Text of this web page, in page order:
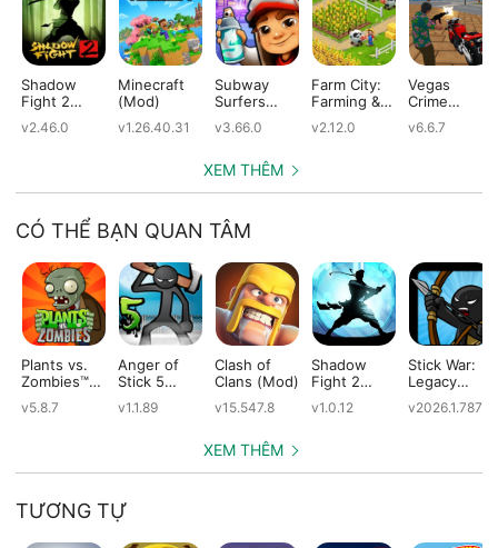
Shadow
Fight 2
v2.46.0
Minecraft
(Mod)
v1.26.40.31
Subway
Surfers
v3.66.0
Farm City:
Farming &
(Mod)
v2.12.0
Vegas
Crime
(Mod)
v6.6.7
XEM THÊM
CÓ THỂ BẠN QUAN TÂM
Plants vs.
Zombies™
v5.8.7
Anger of
Stick 5
v1.1.89
Clash of
Clans (Mod)
v15.547.8
Shadow
Fight 2
Edition
v1.0.12
Stick War:
Legacy
v2026.1.787
XEM THÊM
TƯƠNG TỰ